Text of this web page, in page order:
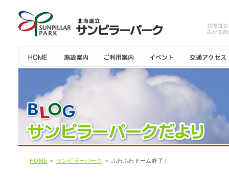
北海道
広がる
HOME ＞ サンピラーパーク ＞ ふわふわドーム終了！